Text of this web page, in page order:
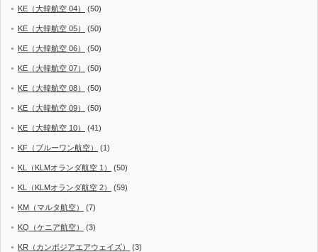
KE（大韓航空 04） (50)
KE（大韓航空 05） (50)
KE（大韓航空 06） (50)
KE（大韓航空 07） (50)
KE（大韓航空 08） (50)
KE（大韓航空 09） (50)
KE（大韓航空 10） (41)
KF（ブルーワン航空） (1)
KL（KLMオランダ航空 1） (50)
KL（KLMオランダ航空 2） (59)
KM（マルタ航空） (7)
KQ（ケニア航空） (3)
KR（カンボジアエアウェイズ） (3)